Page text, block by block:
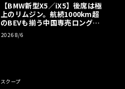
【BMW新型X5／iX5】後席は極
上のリムジン。航続1000km超
のBEVも揃う中国専売ロング仕
様の全貌
2026 8/6
スクープ